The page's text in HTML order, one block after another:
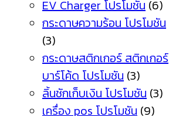
EV Charger โปรโมชัน (6)
กระดาษความร้อน โปรโมชัน
(3)
กระดาษสติกเกอร์ สติกเกอร์
บาร์โค้ด โปรโมชัน (3)
ลิ้นชักเก็บเงิน โปรโมชัน (3)
เครื่อง pos โปรโมชัน (9)